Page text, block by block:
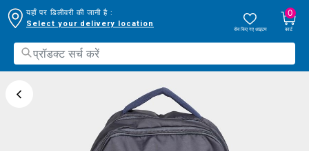
यहाँ पर डिलीवरी की जानी है :
Select your delivery location
सेव किए गए आइटम
0
कार्ट